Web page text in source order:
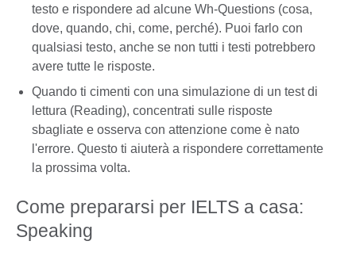
testo e rispondere ad alcune Wh-Questions (cosa,
dove, quando, chi, come, perché). Puoi farlo con
qualsiasi testo, anche se non tutti i testi potrebbero
avere tutte le risposte.
Quando ti cimenti con una simulazione di un test di
lettura (Reading), concentrati sulle risposte
sbagliate e osserva con attenzione come è nato
l'errore. Questo ti aiuterà a rispondere correttamente
la prossima volta.
Come prepararsi per IELTS a casa:
Speaking